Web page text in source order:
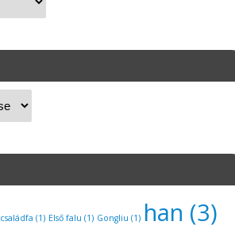
családfa (1) Első falu (1) Gongliu (1) han (3)